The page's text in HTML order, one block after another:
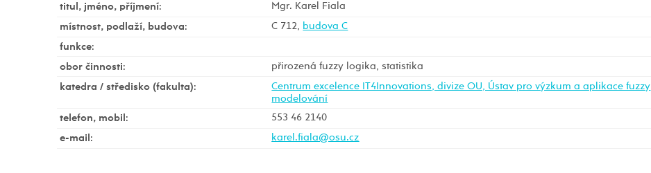
titul, jméno, příjmení:
Mgr. Karel Fiala
místnost, podlaží, budova: C 712, budova C
funkce:
obor činnosti:
přirozená fuzzy logika, statistika
katedra / středisko (fakulta):
Centrum excelence IT4Innovations, divize OU, Ústav pro výzkum a aplikace fuzzy
modelování
telefon, mobil :
553 46 2140
e-mail :